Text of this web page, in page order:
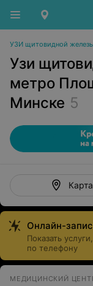
УЗИ щитовидной
Узи
метро
Минске 5
Карта
Онлайн-
Показать
по телефону
МЕДИЦИНСКИЙ